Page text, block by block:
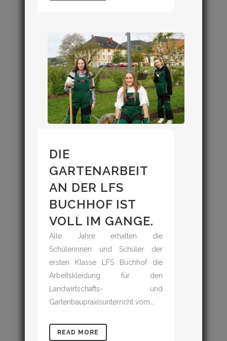
DIE
GARTENARBEIT
AN DER LFS
BUCHHOF IST
VOLL IM GANGE.
Alle Jahre erhalten die
Schülerinnen und Schüler der
ersten Klasse LFS Buchhof die
Arbeitskleidung für den
Landwirtschafts- und
Gartenbaupraxisunterricht vom...
READ MORE